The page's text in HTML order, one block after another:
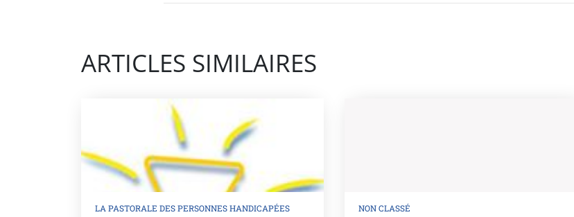
ri
-
ARTICLES SIMILAIRES
LA PASTORALE DES PERSONNES HANDICAPÉES NON CLASSÉ